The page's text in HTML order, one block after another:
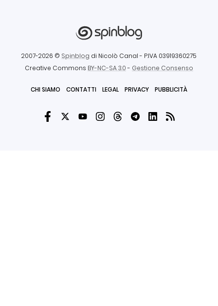
2007-2026 © Spinblog di Nicolò Canal - P.IVA 03919360275
Creative Commons BY-NC-SA 3.0- Gestione Consenso
CHI SIAMO CONTATTI LEGAL PRIVACY PUBBLICITÀ